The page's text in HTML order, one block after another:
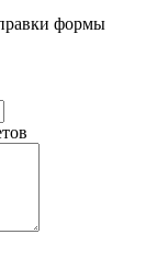
формы